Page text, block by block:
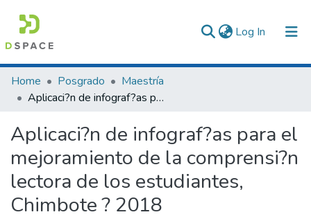
Log In (current)
Communities & Collections
All of DSpace
Statistics
Home Posgrado
Maestría
Aplicaci?n de infograf?as para el mejoramiento de la comprensi?n lectora de los estudiantes, Chimbote ? 2018
Aplicaci?n de infograf?as para el
mejoramiento de la comprensi?n
lectora de los estudiantes,
Chimbote ? 2018